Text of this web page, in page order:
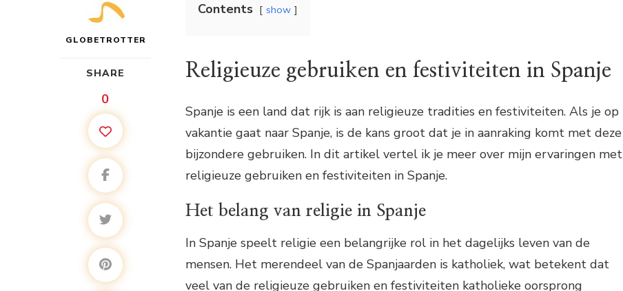
GLOBETROTTER
SHARE
0
Contents show
Religieuze gebruiken en festiviteiten in Spanje
Spanje is een land dat rijk is aan religieuze tradities en festiviteiten. Als je op
vakantie gaat naar Spanje, is de kans groot dat je in aanraking komt met deze
bijzondere gebruiken. In dit artikel vertel ik je meer over mijn ervaringen met
religieuze gebruiken en festiviteiten in Spanje.
Het belang van religie in Spanje
In Spanje speelt religie een belangrijke rol in het dagelijks leven van de
mensen. Het merendeel van de Spanjaarden is katholiek, wat betekent dat
veel van de religieuze gebruiken en festiviteiten katholieke oorsprong